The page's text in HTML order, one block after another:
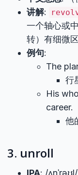
讲解:
一个轴心或
转）有细微
例句:
The
行
His
career.
他
3. unroll
IPA: /ʌnˈrəʊl/